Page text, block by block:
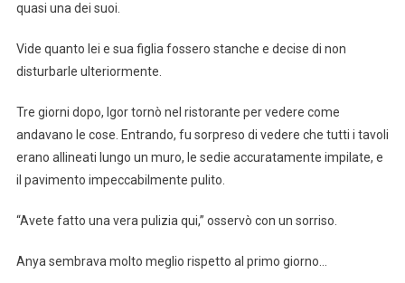
quasi una dei suoi.
Vide quanto lei e sua figlia fossero stanche e decise di non
disturbarle ulteriormente.
Tre giorni dopo, Igor tornò nel ristorante per vedere come
andavano le cose. Entrando, fu sorpreso di vedere che tutti i tavoli
erano allineati lungo un muro, le sedie accuratamente impilate, e
il pavimento impeccabilmente pulito.
“Avete fatto una vera pulizia qui,” osservò con un sorriso.
Anya sembrava molto meglio rispetto al primo giorno…